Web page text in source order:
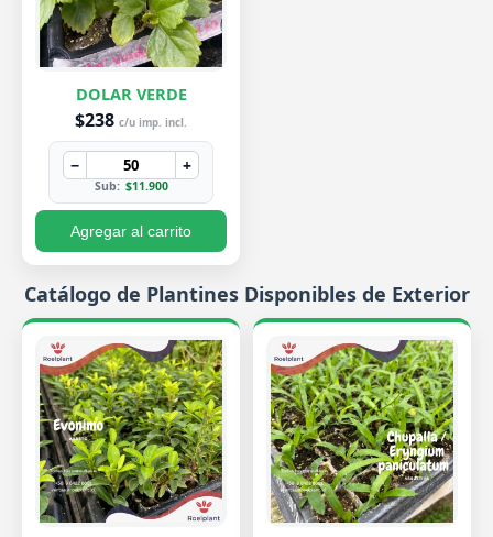
DOLAR VERDE
$238 c/u imp. incl.
− +
Sub: $11.900
Agregar al carrito
Catálogo de Plantines Disponibles de Exterior